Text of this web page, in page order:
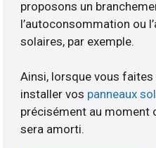
proposons un
l’autoconsommation ou
solaires, par exemple.
Ainsi, lorsque vous
installer vos panneaux
précisément au moment
sera amorti.